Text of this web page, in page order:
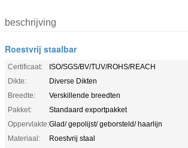
beschrijving
Roestvrij staalbar
Certificaat:
ISO/SGS/BV/TUV/ROHS/REACH
Dikte:
Diverse Dikten
Breedte:
Verskillende breedten
Pakket:
Standaard exportpakket
Oppervlakte:Glad/ gepolijst/ geborsteld/ haarlijn
Materiaal:
Roestvrij staal